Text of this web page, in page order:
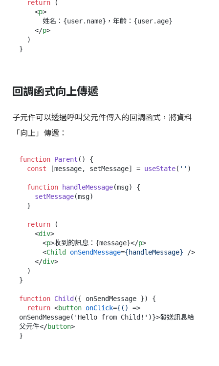
return (
<p>
</p>
回調函式向上傳遞
子元件可以透過呼叫父元件傳入的回調函式，將資料
「向上」傳遞：
function Parent ( ) {
const [message, setMessage] = useState( '' )
function handleMessage(msg) {
setMessage(msg)
return (
<div>
<p>收到的訊息：{message}</p>
<Child onSendMessage={handleMessage} />
</div>
}
function Child ({ onSendMessage }) {
return <button onClick={()
=>
onSendMessage('Hello from Child!')}>發送訊息給
父元件</button>